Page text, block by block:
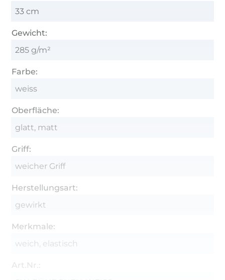
33 cm
Gewicht:
285 g/m²
Farbe:
weiss
Oberfläche:
glatt, matt
Griff:
weicher Griff
Herstellungsart:
gewirkt
Merkmale:
weich, elastisch
Art.Nr.: